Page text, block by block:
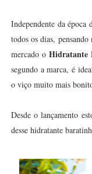
Independente da época
todos os dias, pensando
mercado oHidratante
segundo a marca, é
o viço muito mais
Desde o lançamento
desse hidratante